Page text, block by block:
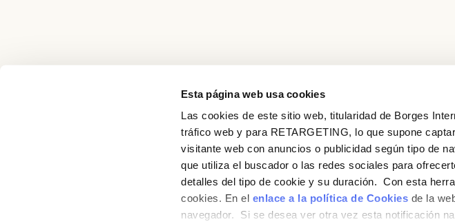
Esta página web usa cookies
Las cookies de este sitio web, titularidad de Borges
tráfico web y para RETARGETING, lo que supone
visitante web con anuncios o publicidad según tipo de
que utiliza el buscador o las redes sociales para
detalles del tipo de cookie y su duración. Con esta
cookies. En el enlace a la política de Cookies de la
navegador. Si se desea ver otra vez esta notificación
Vols conèixer totes les
Subscriu-te a la
Newsletter